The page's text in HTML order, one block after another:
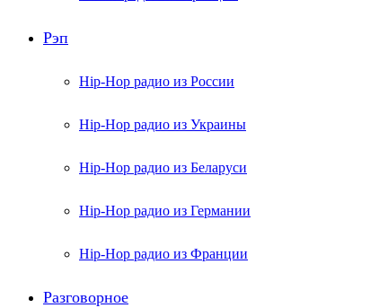
Рэп
Hip-Hop радио из России
Hip-Hop радио из Украины
Hip-Hop радио из Беларуси
Hip-Hop радио из Германии
Hip-Hop радио из Франции
Разговорное